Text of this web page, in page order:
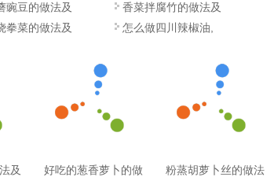
豌豆的做法及
香菜拌腐竹的做法及
拳菜的做法及
怎么做四川辣椒油,
及 好吃的葱香萝卜的做 粉蒸胡萝卜丝的做法